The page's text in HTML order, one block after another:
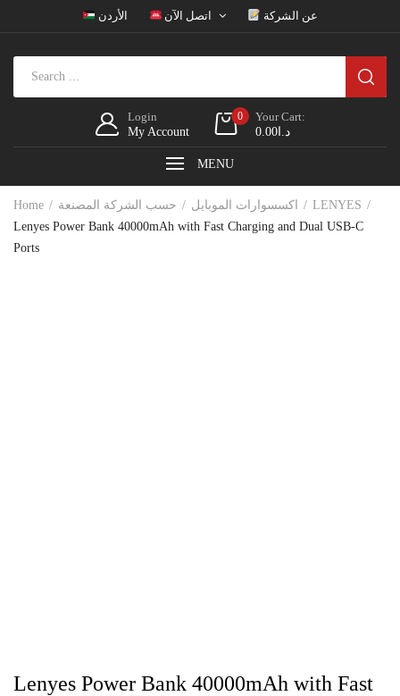
الأردن اتصل الآن عن الشركة
Login
My Account
0
Your Cart:
د.ا0.00
MENU
Home اكسسوارات الموبايل حسب الشركة المصنعة
LENYES
Lenyes Power Bank 40000mAh with Fast Charging and Dual USB-C
Ports
Lenyes Power Bank 40000mAh with Fast